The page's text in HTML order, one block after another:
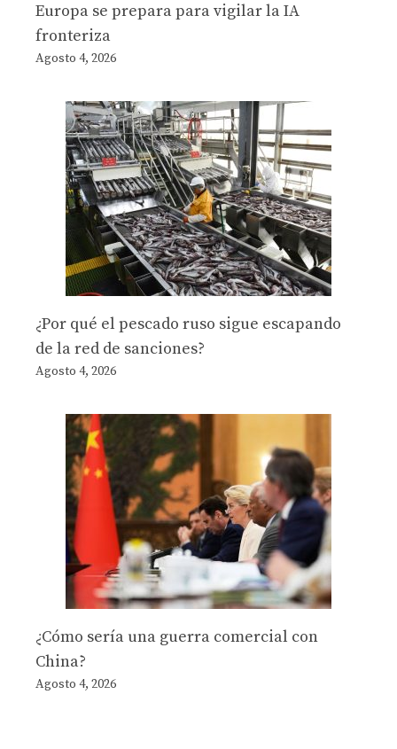
Europa se prepara para vigilar la IA
fronteriza
Agosto 4, 2026
¿Por qué el pescado ruso sigue escapando
de la red de sanciones?
Agosto 4, 2026
¿Cómo sería una guerra comercial con
China?
Agosto 4, 2026